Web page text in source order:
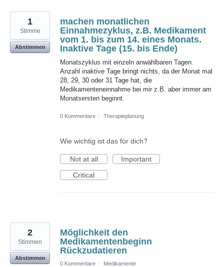
machen monatlichen
Einnahmezyklus, z.B. Medikament
vom 1. bis zum 14. eines Monats.
Inaktive Tage (15. bis Ende)
Monatszyklus mit einzeln anwählbaren Tagen.
Anzahl inaktive Tage bringt nichts, da der Monat mal
28, 29, 30 oder 31 Tage hat, die
Medikamenteneinnahme bei mir z.B. aber immer am
Monatsersten beginnt.
1
Stimme
Abstimmen
0 Kommentare · Therapieplanung
Wie wichtig ist das für dich?
Not at all
Important
Critical
Möglichkeit den
Medikamentenbeginn
Rückzudatieren
2
Stimmen
Abstimmen
0 Kommentare · Medikamente